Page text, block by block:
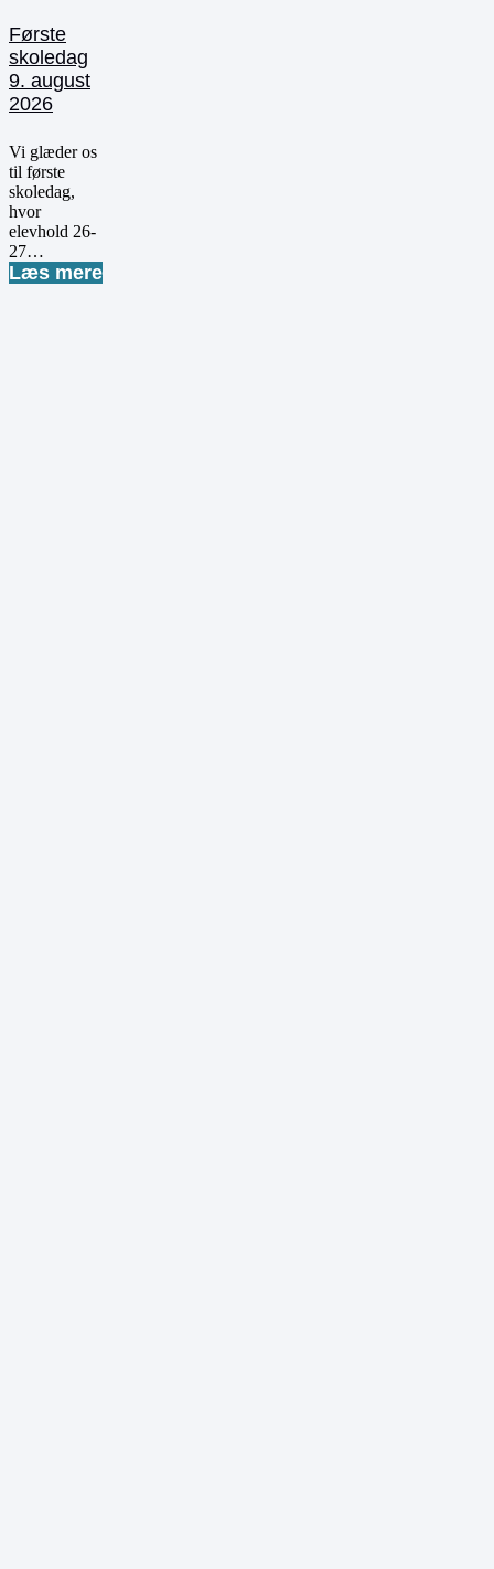
Første
skoledag
9. august
2026
Vi glæder os
til første
skoledag,
hvor
elevhold 26-
27…
Læs mere